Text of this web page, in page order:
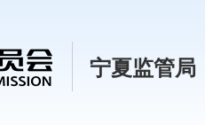
宁夏监管局